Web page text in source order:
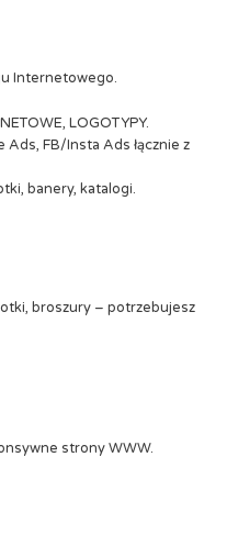
Internetowego.
LOGOTYPY.
FB/Insta Ads łącznie z
banery, katalogi.
broszury – potrzebujesz
strony WWW.